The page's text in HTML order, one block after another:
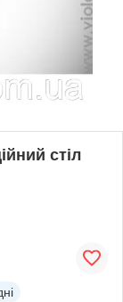
стіл